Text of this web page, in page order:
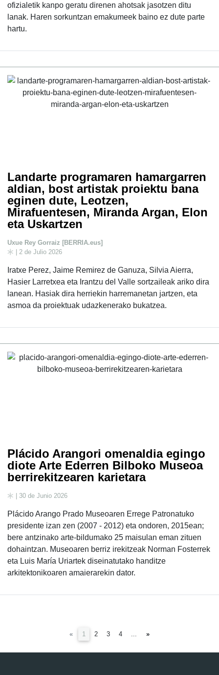
ofizialetik kanpo geratu direnen ahotsak jasotzen ditu
lanak. Haren sorkuntzan emakumeek baino ez dute parte
hartu.
Landarte programaren hamargarren
aldian, bost artistak proiektu bana
eginen dute, Leotzen,
Mirafuentesen, Miranda Argan, Elon
eta Uskartzen
Uxue Rey Gorraiz [BERRIA.eus]
| 2 de Julio 2026
Iratxe Perez, Jaime Remirez de Ganuza, Silvia Aierra,
Hasier Larretxea eta Irantzu del Valle sortzaileak ariko dira
lanean. Hasiak dira herriekin harremanetan jartzen, eta
asmoa da proiektuak udazkenerako bukatzea.
Plácido Arangori omenaldia egingo
diote Arte Ederren Bilboko Museoa
berrirekitzearen karietara
| 30 de Junio 2026
Plácido Arango Prado Museoaren Errege Patronatuko
presidente izan zen (2007 - 2012) eta ondoren, 2015ean;
bere antzinako arte-bildumako 25 maisulan eman zituen
dohaintzan. Museoaren berriz irekitzeak Norman Fosterrek
eta Luis María Uriartek diseinatutako handitze
arkitektonikoaren amaierarekin dator.
« 1 (current)
2 3 4 »